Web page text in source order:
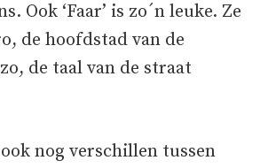
Ook ‘Faar’ is zo´n leuke. Ze
de hoofdstad van de
de taal van de straat
nog verschillen tussen